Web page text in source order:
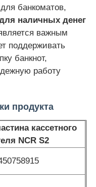
банкоматов,
наличных денег
важным
поддерживать
банкнот,
работу
продукта
кассетного
NCR S2